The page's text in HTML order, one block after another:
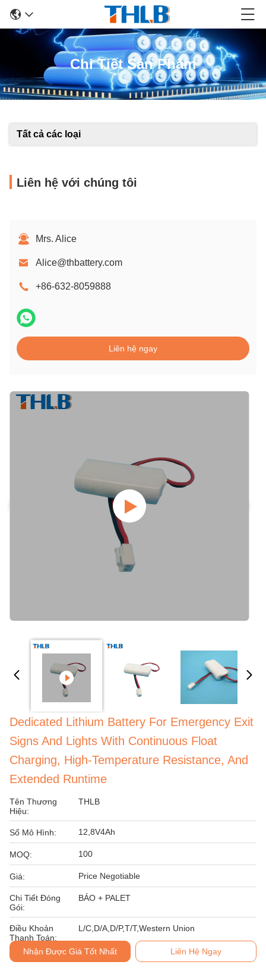
Chi Tiết Sản Phẩm
Tất cả các loại
Liên hệ với chúng tôi
Mrs. Alice
Alice@thbattery.com
+86-632-8059888
Liên hệ ngay
Dedicated Lithium Battery For Emergency Exit
Signs And Lights With Continuous Float
Charging, High-Temperature Resistance, And
Extended Runtime
Tên Thương
Hiệu:
THLB
Số Mô Hình: 12,8V4Ah
MOQ: 100
Giá: Price Negotiable
Chi Tiết Đóng
Gói:
BÁO + PALET
Điều Khoản
Thanh Toán:
L/C,D/A,D/P,T/T,Western Union
Nhận Được Giá Tốt Nhất Liên Hệ Ngay